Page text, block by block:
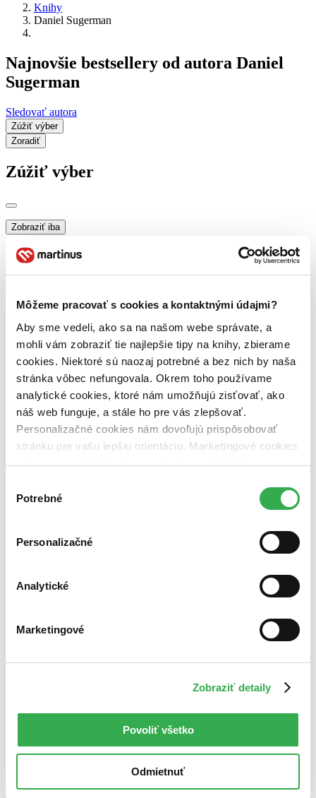
Môžeme pracovať s cookies a kontaktnými údajmi?
Aby sme vedeli, ako sa na našom webe správate, a
mohli vám zobraziť tie najlepšie tipy na knihy, zbierame
cookies. Niektoré sú naozaj potrebné a bez nich by naša
stránka vôbec nefungovala. Okrem toho používame
analytické cookies, ktoré nám umožňujú zisťovať, ako
náš web funguje, a stále ho pre vás zlepšovať.
Personalizačné cookies nám dovoľujú prispôsobovať
stránku pre vašu lepšiu orientáciu. Marketingové cookies
nám zas umožňujú zobrazenie relevantnej reklamy.
nám pomohlo, keby sme mohli používať všetky tieto
súhlasu
Potrebné
Personalizačné
Analytické
Marketingové
Zobraziť detaily
Povoliť všetko
Odmietnuť
Knihy
Daniel Sugerman
Najnovšie bestsellery od autora Daniel
Sugerman
Sledovať autora
Zúžiť výber
Zoradiť
Zúžiť výber
Zobraziť iba
zľavnené tituly (0 titulov)
predpredaj (0 titulov)predpredaj
pripravujeme (0 titulov)pripravujeme
dostupná (bez vypredaných) (0 titulov)
dostupná (bez
vypredaných)
Nové / čítané
nová (0 titulov)nová
čítaná (0 titulov)
čítaná
čítaná - výborný stav (0 titulov)čítaná - výborný stav
čítaná - mierne opotrebovaná (0 titulov)čítaná - mierne
opotrebovaná
Zúžiť výber
Bestsellery
Najdrahšie
vyhovujúci zadaným podmienkam.
Skúste prosím zmeniť vyhľadávaný výraz.